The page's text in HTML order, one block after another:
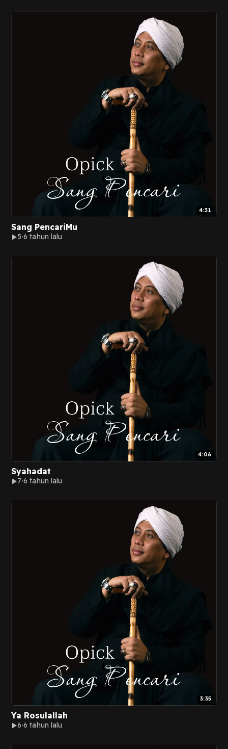
4:31
Sang PencariMu
5 6 tahun lalu
4:06
Syahadat
7 6 tahun lalu
3:35
Ya Rosulallah
6 6 tahun lalu